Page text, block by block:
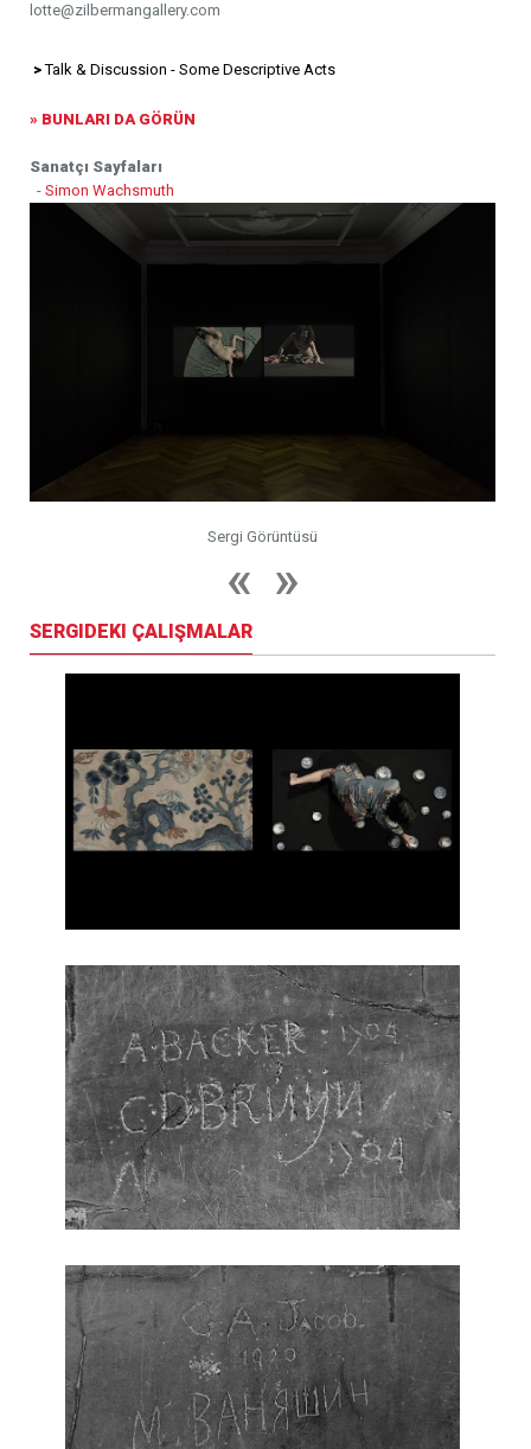
lotte@zilbermangallery.com
>Talk & Discussion - Some Descriptive Acts
» BUNLARI DA GÖRÜN
Sanatçı Sayfaları
- Simon Wachsmuth
Sergi Görüntüsü
SERGIDEKI ÇALIŞMALAR